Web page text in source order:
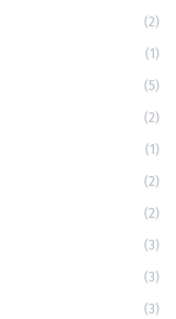
(2)
(1)
(5)
(2)
(1)
(2)
(2)
(3)
(3)
(3)